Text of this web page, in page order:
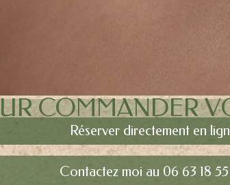
COMMANDER
Réserver directement en
Contactez moi au 06 63 18